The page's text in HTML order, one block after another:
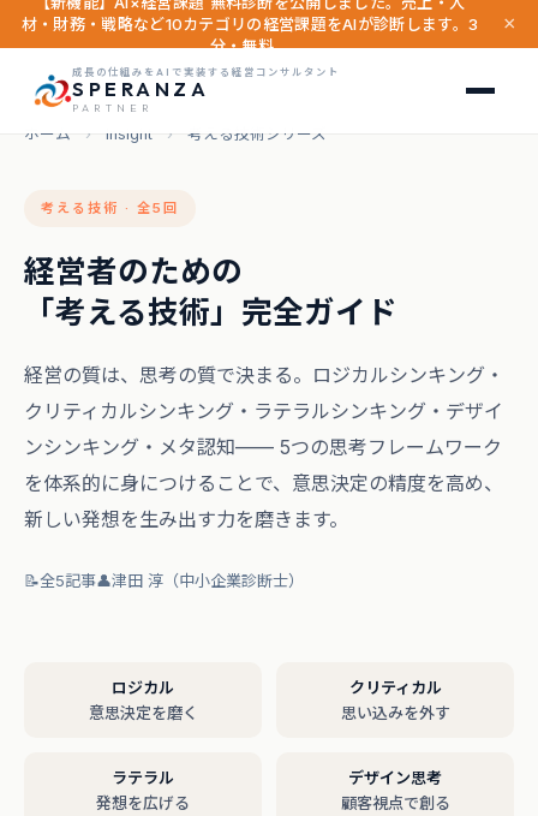
材・財務・戦略など10カテゴリの経営課題をAIが診断します。3
分・無料。
×
成長の仕組みをAIで実装する経営コンサルタント
SPERANZA
PARTNER
ホーム › Insight › 考える技術シリーズ
考える技術 · 全5回
経営者のための
「考える技術」完全ガイド
経営の質は、思考の質で決まる。ロジカルシンキング・
クリティカルシンキング・ラテラルシンキング・デザイ
ンシンキング・メタ認知—— 5つの思考フレームワーク
を体系的に身につけることで、意思決定の精度を高め、
新しい発想を生み出す力を磨きます。
📝全5記事👤津田 淳（中小企業診断士）
ロジカル
意思決定を磨く
クリティカル
思い込みを外す
ラテラル
発想を広げる
デザイン思考
顧客視点で創る